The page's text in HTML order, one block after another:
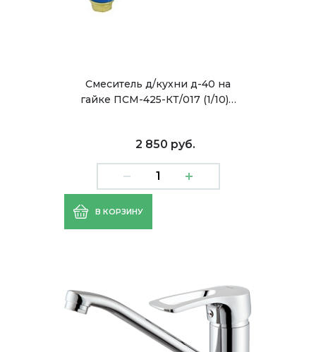
Смеситель д/кухни д-40 на
гайке ПСМ-425-КТ/017 (1/10)…
2 850 руб.
В КОРЗИНУ